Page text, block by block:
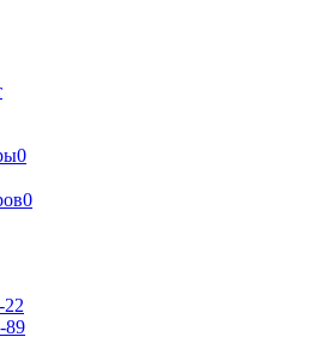
0
0
22
89